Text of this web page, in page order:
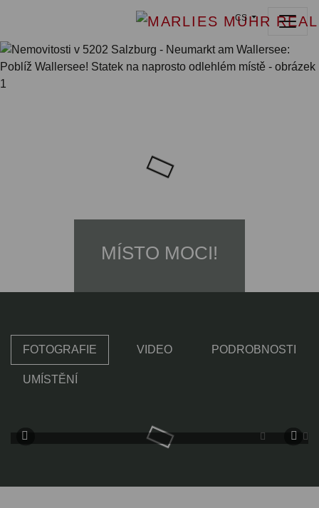
CS
MÍSTO MOCI!
FOTOGRAFIE VIDEO PODROBNOSTI
UMÍSTĚNÍ